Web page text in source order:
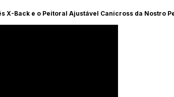
X-Back e o Peitoral Ajustável Canicross da Nostro